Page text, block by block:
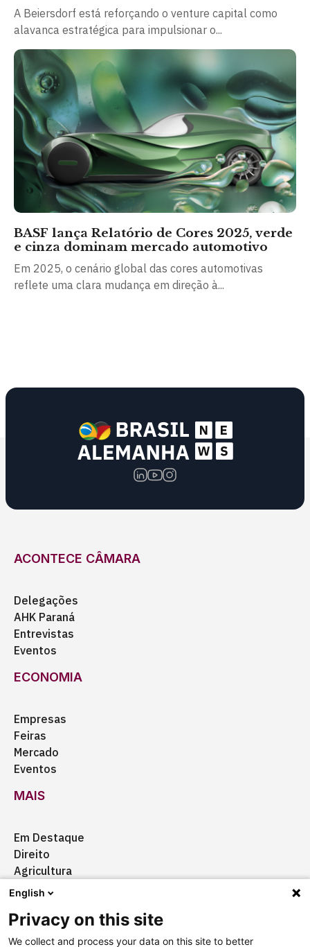
A Beiersdorf está reforçando o venture capital como
alavanca estratégica para impulsionar o...
BASF lança Relatório de Cores 2025, verde
e cinza dominam mercado automotivo
Em 2025, o cenário global das cores automotivas
reflete uma clara mudança em direção à...
ACONTECE CÂMARA
Delegações
AHK Paraná
Entrevistas
Eventos
ECONOMIA
Empresas
Feiras
Mercado
Eventos
MAIS
Em Destaque
Direito
Agricultura
Certificação
Aquisições
English
Privacy on this site
We collect and process your data on this site to better